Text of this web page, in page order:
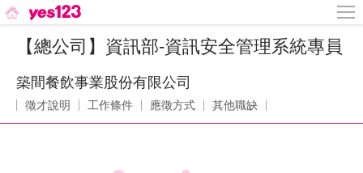
【總公司】資訊部-資訊安全管理系統專員
築間餐飲事業股份有限公司
徵才說明 工作條件 應徵方式 其他職缺